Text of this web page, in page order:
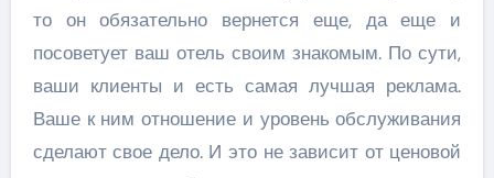
то он обязательно вернется еще, да еще и
посоветует ваш отель своим знакомым. По сути,
ваши клиенты и есть самая лучшая реклама.
Ваше к ним отношение и уровень обслуживания
сделают свое дело. И это не зависит от ценовой